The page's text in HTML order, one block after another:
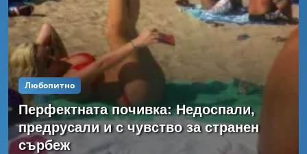
Любопитно
Перфектната почивка: Недоспали,
предрусали и с чувство за странен
сърбеж